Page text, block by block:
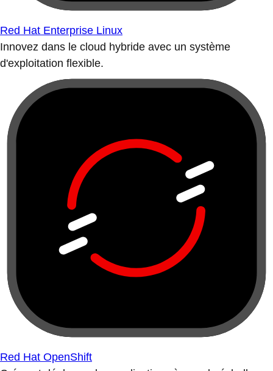
Red Hat Enterprise Linux
Innovez dans le cloud hybride avec un système
d'exploitation flexible.
Red Hat OpenShift